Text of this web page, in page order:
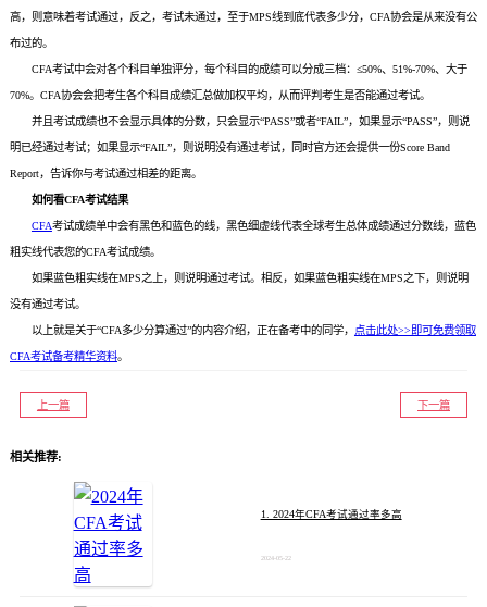
高，则意味着考试通过，反之，考试未通过，至于MPS线到底代表多少分，CFA协会是从来没有公
布过的。
CFA考试中会对各个科目单独评分，每个科目的成绩可以分成三档：≤50%、51%-70%、大于
70%。CFA协会会把考生各个科目成绩汇总做加权平均，从而评判考生是否能通过考试。
并且考试成绩也不会显示具体的分数，只会显示“PASS”或者“FAIL”，如果显示“PASS”，则说
明已经通过考试；如果显示“FAIL”，则说明没有通过考试，同时官方还会提供一份Score Band
Report，告诉你与考试通过相差的距离。
如何看CFA考试结果
CFA考试成绩单中会有黑色和蓝色的线，黑色细虚线代表全球考生总体成绩通过分数线，蓝色
粗实线代表您的CFA考试成绩。
如果蓝色粗实线在MPS之上，则说明通过考试。相反，如果蓝色粗实线在MPS之下，则说明
没有通过考试。
以上就是关于“CFA多少分算通过”的内容介绍，正在备考中的同学， 点击此处>>即可免费领取
CFA考试备考精华资料。
上一篇 下一篇
相关推荐:
1. 2024年CFA考试通过率多高
2024-05-22